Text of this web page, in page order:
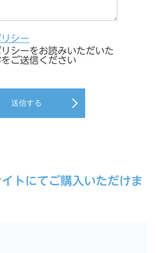
トにてご購入いただけま
シー
シーをお読みいただいた
をご送信ください
送信する